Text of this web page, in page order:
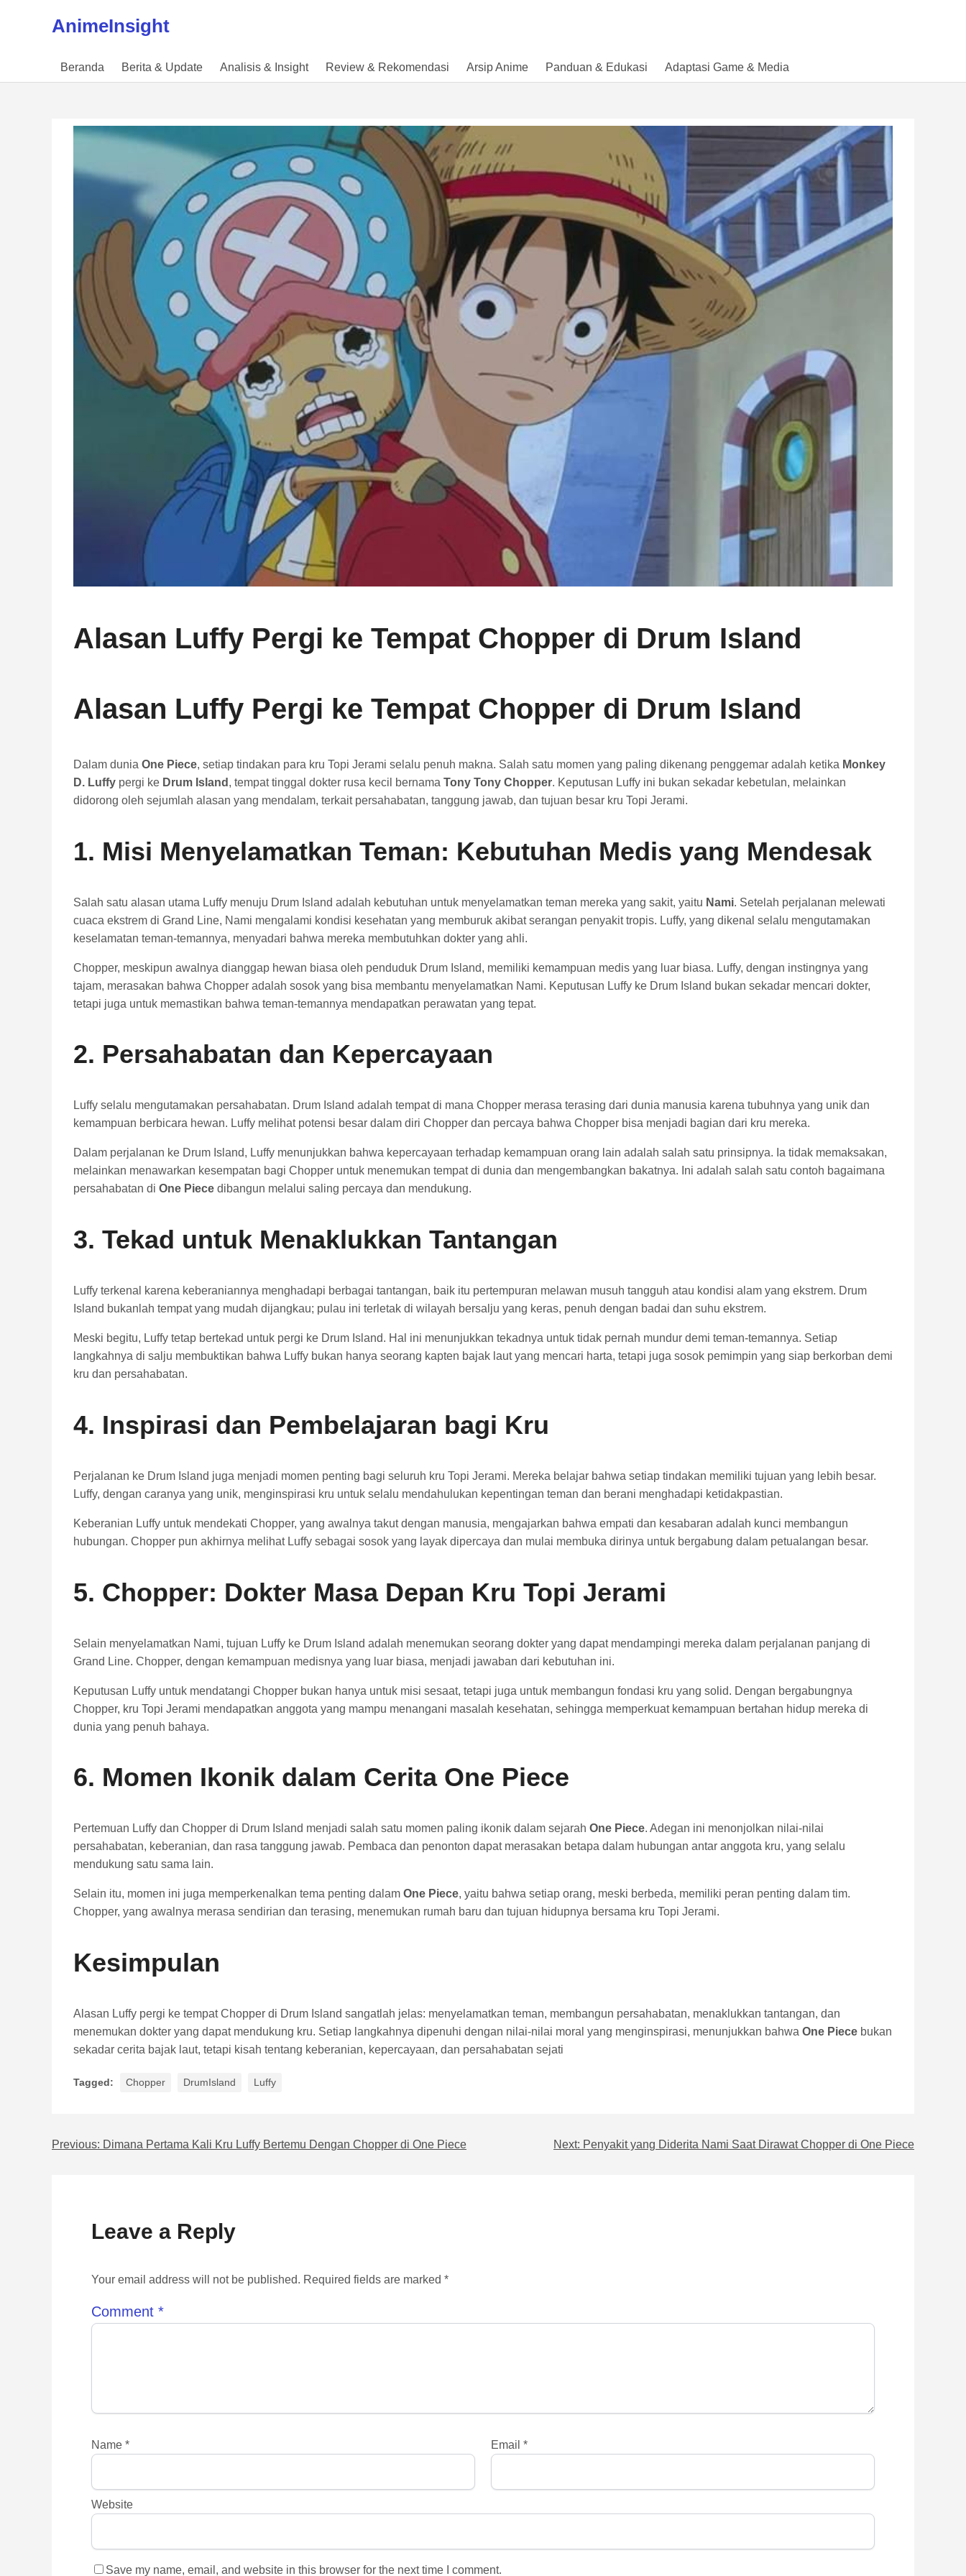
AnimeInsight
Beranda Berita & Update Analisis & Insight Review & Rekomendasi Arsip Anime Panduan & Edukasi Adaptasi Game & Media
Alasan Luffy Pergi ke Tempat Chopper di Drum Island
Alasan Luffy Pergi ke Tempat Chopper di Drum Island
Dalam dunia One Piece, setiap tindakan para kru Topi Jerami selalu penuh makna. Salah satu momen yang paling dikenang penggemar adalah ketika Monkey
D. Luffy pergi ke Drum Island , tempat tinggal dokter rusa kecil bernama Tony Tony Chopper. Keputusan Luffy ini bukan sekadar kebetulan, melainkan
didorong oleh sejumlah alasan yang mendalam, terkait persahabatan, tanggung jawab, dan tujuan besar kru Topi Jerami.
1. Misi Menyelamatkan Teman: Kebutuhan Medis yang Mendesak
Salah satu alasan utama Luffy menuju Drum Island adalah kebutuhan untuk menyelamatkan teman mereka yang sakit, yaitu Nami. Setelah perjalanan melewati
cuaca ekstrem di Grand Line, Nami mengalami kondisi kesehatan yang memburuk akibat serangan penyakit tropis. Luffy, yang dikenal selalu mengutamakan
keselamatan teman-temannya, menyadari bahwa mereka membutuhkan dokter yang ahli.
Chopper, meskipun awalnya dianggap hewan biasa oleh penduduk Drum Island, memiliki kemampuan medis yang luar biasa. Luffy, dengan instingnya yang
tajam, merasakan bahwa Chopper adalah sosok yang bisa membantu menyelamatkan Nami. Keputusan Luffy ke Drum Island bukan sekadar mencari dokter,
tetapi juga untuk memastikan bahwa teman-temannya mendapatkan perawatan yang tepat.
2. Persahabatan dan Kepercayaan
Luffy selalu mengutamakan persahabatan. Drum Island adalah tempat di mana Chopper merasa terasing dari dunia manusia karena tubuhnya yang unik dan
kemampuan berbicara hewan. Luffy melihat potensi besar dalam diri Chopper dan percaya bahwa Chopper bisa menjadi bagian dari kru mereka.
Dalam perjalanan ke Drum Island, Luffy menunjukkan bahwa kepercayaan terhadap kemampuan orang lain adalah salah satu prinsipnya. Ia tidak memaksakan,
melainkan menawarkan kesempatan bagi Chopper untuk menemukan tempat di dunia dan mengembangkan bakatnya. Ini adalah salah satu contoh bagaimana
persahabatan di One Piece dibangun melalui saling percaya dan mendukung.
3. Tekad untuk Menaklukkan Tantangan
Luffy terkenal karena keberaniannya menghadapi berbagai tantangan, baik itu pertempuran melawan musuh tangguh atau kondisi alam yang ekstrem. Drum
Island bukanlah tempat yang mudah dijangkau; pulau ini terletak di wilayah bersalju yang keras, penuh dengan badai dan suhu ekstrem.
Meski begitu, Luffy tetap bertekad untuk pergi ke Drum Island. Hal ini menunjukkan tekadnya untuk tidak pernah mundur demi teman-temannya. Setiap
langkahnya di salju membuktikan bahwa Luffy bukan hanya seorang kapten bajak laut yang mencari harta, tetapi juga sosok pemimpin yang siap berkorban demi
kru dan persahabatan.
4. Inspirasi dan Pembelajaran bagi Kru
Perjalanan ke Drum Island juga menjadi momen penting bagi seluruh kru Topi Jerami. Mereka belajar bahwa setiap tindakan memiliki tujuan yang lebih besar.
Luffy, dengan caranya yang unik, menginspirasi kru untuk selalu mendahulukan kepentingan teman dan berani menghadapi ketidakpastian.
Keberanian Luffy untuk mendekati Chopper, yang awalnya takut dengan manusia, mengajarkan bahwa empati dan kesabaran adalah kunci membangun
hubungan. Chopper pun akhirnya melihat Luffy sebagai sosok yang layak dipercaya dan mulai membuka dirinya untuk bergabung dalam petualangan besar.
5. Chopper: Dokter Masa Depan Kru Topi Jerami
Selain menyelamatkan Nami, tujuan Luffy ke Drum Island adalah menemukan seorang dokter yang dapat mendampingi mereka dalam perjalanan panjang di
Grand Line. Chopper, dengan kemampuan medisnya yang luar biasa, menjadi jawaban dari kebutuhan ini.
Keputusan Luffy untuk mendatangi Chopper bukan hanya untuk misi sesaat, tetapi juga untuk membangun fondasi kru yang solid. Dengan bergabungnya
Chopper, kru Topi Jerami mendapatkan anggota yang mampu menangani masalah kesehatan, sehingga memperkuat kemampuan bertahan hidup mereka di
dunia yang penuh bahaya.
6. Momen Ikonik dalam Cerita One Piece
Pertemuan Luffy dan Chopper di Drum Island menjadi salah satu momen paling ikonik dalam sejarah One Piece. Adegan ini menonjolkan nilai-nilai
persahabatan, keberanian, dan rasa tanggung jawab. Pembaca dan penonton dapat merasakan betapa dalam hubungan antar anggota kru, yang selalu
mendukung satu sama lain.
Selain itu, momen ini juga memperkenalkan tema penting dalam One Piece, yaitu bahwa setiap orang, meski berbeda, memiliki peran penting dalam tim.
Chopper, yang awalnya merasa sendirian dan terasing, menemukan rumah baru dan tujuan hidupnya bersama kru Topi Jerami.
Kesimpulan
Alasan Luffy pergi ke tempat Chopper di Drum Island sangatlah jelas: menyelamatkan teman, membangun persahabatan, menaklukkan tantangan, dan
menemukan dokter yang dapat mendukung kru. Setiap langkahnya dipenuhi dengan nilai-nilai moral yang menginspirasi, menunjukkan bahwa One Piece bukan
sekadar cerita bajak laut, tetapi kisah tentang keberanian, kepercayaan, dan persahabatan sejati
Tagged: Chopper DrumIsland Luffy
Navigasi pos
Previous: Dimana Pertama Kali Kru Luffy Bertemu Dengan Chopper di One Piece Next: Penyakit yang Diderita Nami Saat Dirawat Chopper di One Piece
Leave a Reply
Your email address will not be published. Required fields are marked *
Comment *
Name * Email *
Website
Save my name, email, and website in this browser for the next time I comment.